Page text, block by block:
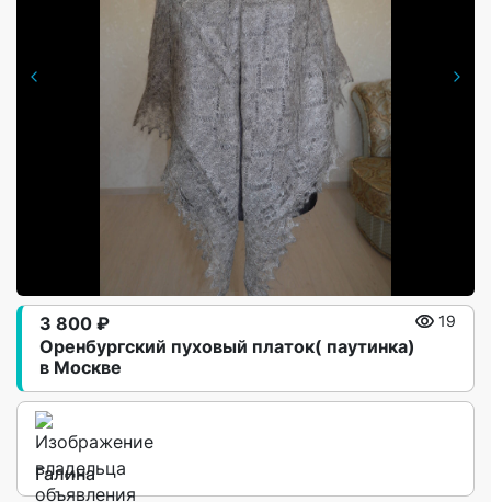
Оренбургский пуховый платок( паутинка)
в Москве
3 800 ₽ 19
Галина